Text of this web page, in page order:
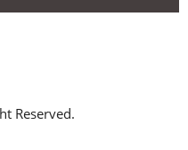
Reserved.